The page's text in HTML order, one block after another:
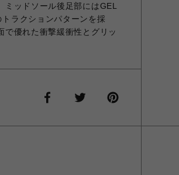
ッドソール後足部にはGEL
ラクションパターンを採
で優れた衝撃緩衝性とグリッ